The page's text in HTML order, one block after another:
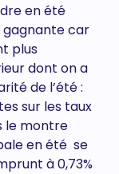
en été
car
plus
dont on a
de l’été :
sur les taux
le montre
en été se
à 0,73%